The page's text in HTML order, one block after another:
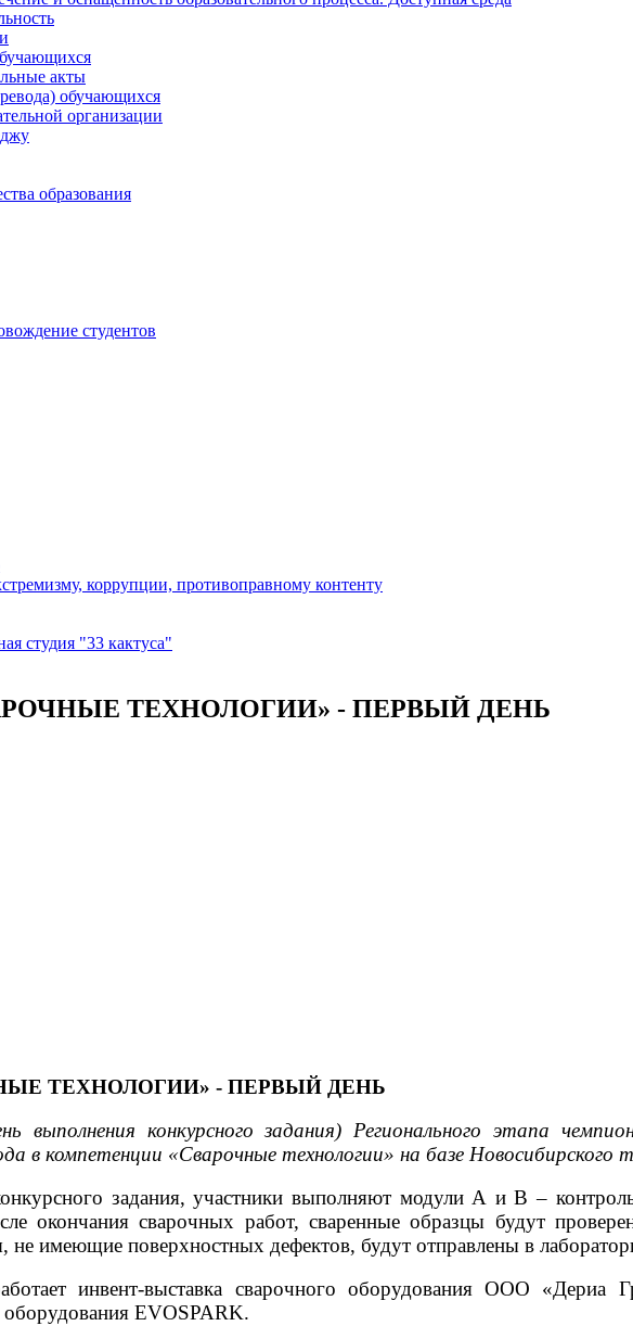
акты
обучающихся
организации
образования
студентов
коррупции, противоправному контенту
студия "33 кактуса"
ТЕХНОЛОГИИ» - ПЕРВЫЙ ДЕНЬ
ТЕХНОЛОГИИ» - ПЕРВЫЙ ДЕНЬ
выполнения конкурсного задания) Регионального этапа
в компетенции «Сварочные технологии» на базе
задания, участники выполняют модули А и В –
окончания сварочных работ, сваренные образцы будут
имеющие поверхностных дефектов, будут отправлены в
инвент-выставка сварочного оборудования ООО
оборудования EVOSPARK.